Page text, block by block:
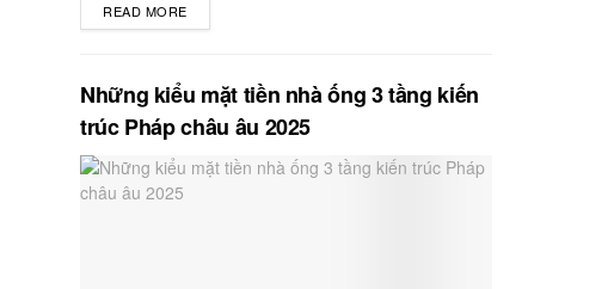
READ MORE
Những kiểu mặt tiền nhà ống 3 tầng kiến
trúc Pháp châu âu 2025